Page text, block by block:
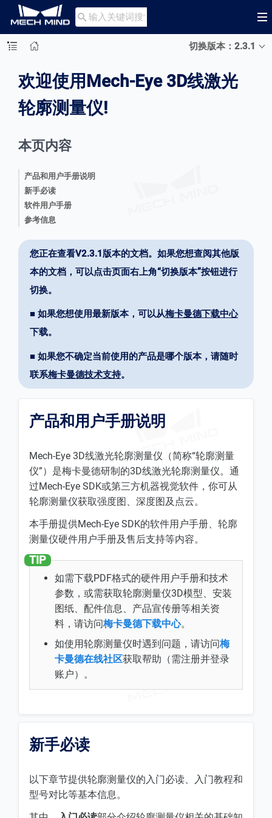

切换版本：2.3.1
欢迎使用Mech-Eye 3D线激光
轮廓测量仪!
本页内容
产品和用户手册说明
新手必读
软件用户手册
参考信息
您正在查看V2.3.1版本的文档。如果您想查阅其他版
本的文档，可以点击页面右上角“切换版本”按钮进行
切换。
■ 如果您想使用最新版本，可以从梅卡曼德下载中心
下载。
■ 如果您不确定当前使用的产品是哪个版本，请随时
联系梅卡曼德技术支持。
产品和用户手册说明
Mech-Eye 3D线激光轮廓测量仪（简称“轮廓测量
仪”）是梅卡曼德研制的3D线激光轮廓测量仪。通
过Mech-Eye SDK或第三方机器视觉软件，你可从
轮廓测量仪获取强度图、深度图及点云。
本手册提供Mech-Eye SDK的软件用户手册、轮廓
测量仪硬件用户手册及售后支持等内容。
如需下载PDF格式的硬件用户手册和技术
参数，或需获取轮廓测量仪3D模型、安装
图纸、配件信息、产品宣传册等相关资
料，请访问梅卡曼德下载中心。
如使用轮廓测量仪时遇到问题，请访问梅
卡曼德在线社区获取帮助（需注册并登录
账户）。
新手必读
以下章节提供轮廓测量仪的入门必读、入门教程和
型号对比等基本信息。